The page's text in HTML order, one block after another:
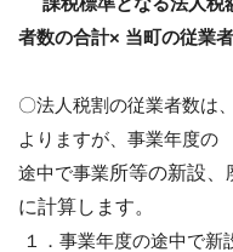
者数の合計× 当町の従業
〇法人税割の従業者数は
よりますが、事業年度の
途中で事業所等の新設、
に計算します。
１．事業年度の途中で新